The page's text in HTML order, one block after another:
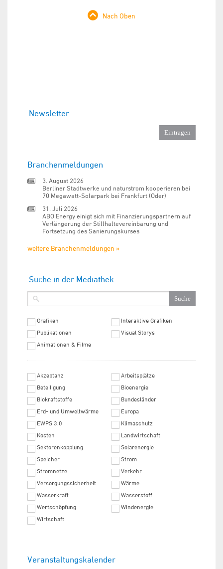
Nach Oben
Newsletter
Branchenmeldungen
3. August 2026
Berliner Stadtwerke und naturstrom kooperieren bei
70 Megawatt-Solarpark bei Frankfurt (Oder)
31. Juli 2026
ABO Energy einigt sich mit Finanzierungspartnern auf
Verlängerung der Stillhaltevereinbarung und
Fortsetzung des Sanierungskurses
weitere Branchenmeldungen »
Suche in der Mediathek
Grafiken
Interaktive Grafiken
Publikationen
Visual Storys
Animationen & Filme
Akzeptanz
Arbeitsplätze
Beteiligung
Bioenergie
Biokraftstoffe
Bundesländer
Erd- und Umweltwärme
Europa
EWPS 3.0
Klimaschutz
Kosten
Landwirtschaft
Sektorenkopplung
Solarenergie
Speicher
Strom
Stromnetze
Verkehr
Versorgungssicherheit
Wärme
Wasserkraft
Wasserstoff
Wertschöpfung
Windenergie
Wirtschaft
Veranstaltungskalender